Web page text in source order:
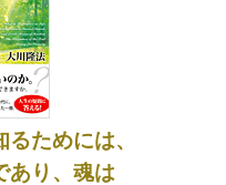
ためには、
あり、魂は